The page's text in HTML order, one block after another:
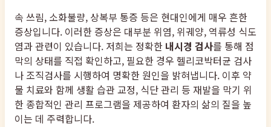
속 쓰림, 소화불량, 상복부 통증 등은 현대인에게 매우 흔한
증상입니다. 이러한 증상은 대부분 위염, 위궤양, 역류성 식도
염과 관련이 있습니다. 저희는 정확한 내시경 검사를 통해 점
막의 상태를 직접 확인하고, 필요한 경우 헬리코박터균 검사
나 조직검사를 시행하여 명확한 원인을 밝혀냅니다. 이후 약
물 치료와 함께 생활 습관 교정, 식단 관리 등 재발을 막기 위
한 종합적인 관리 프로그램을 제공하여 환자의 삶의 질을 높
이는 데 주력합니다.